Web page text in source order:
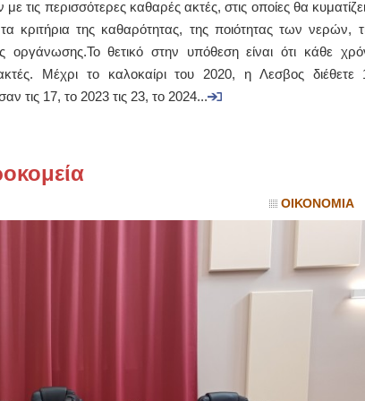
τις περισσότερες καθαρές ακτές, στις οποίες θα
της καθαρότητας, της ποιότητας των νερών,
θετικό στην υπόθεση είναι ότι κάθε
Μέχρι το καλοκαίρι του 2020, η Λεσβος διέθετε
τις 17, το 2023 τις 23, το 2024...
ΟΙΚΟΝΟΜΙΑ
ΙΩΑΝΝΗΣ Α. ΜΑΛΛΙΑΣ
ΧΕΙΡΟΥΡΓΟΣ
ΟΦΘΑΛΜΙΑΤΡΟΣ
Διδάκτωρ Ιατρικής Σχολής
Χειρουργός Ωτορινολαρυγγολόγος
Διπλωματούχος Ευρ.Ακαδημίας
Πάρνηθας 95-97 Αχαρναί
2102467085 & 6938502258
email- elenboumpa@gmail.com